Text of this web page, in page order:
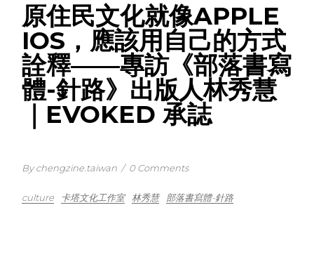
原住民文化就像APPLE
IOS，應該用自己的方式
詮釋——專訪《部落書寫
體-針路》出版人林秀慧
｜EVOKED 承誌
By chengzine.taiwan / 0 Comments
culture 卡塔文化工作室 林秀慧 部落書寫體-針路